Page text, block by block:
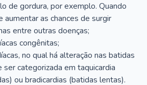
de gordura, por exemplo. Quando
aumentar as chances de surgir
entre outras doenças;
congênitas;
no qual há alteração nas batidas
ser categorizada em taquicardia
ou bradicardias (batidas lentas).